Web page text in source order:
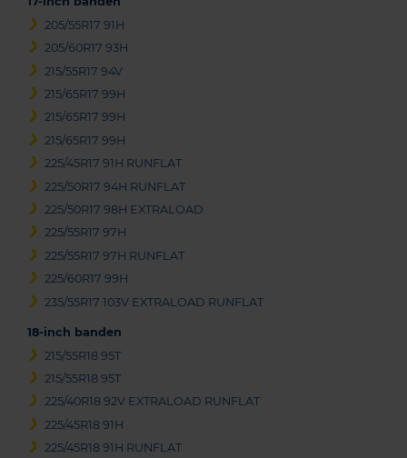
205/55R17 91H
205/60R17 93H
215/55R17 94V
215/65R17 99H
215/65R17 99H
215/65R17 99H
225/45R17 91H RUNFLAT
225/50R17 94H RUNFLAT
225/50R17 98H EXTRALOAD
225/55R17 97H
225/55R17 97H RUNFLAT
225/60R17 99H
235/55R17 103V EXTRALOAD RUNFLAT
18-inch banden
215/55R18 95T
215/55R18 95T
225/40R18 92V EXTRALOAD RUNFLAT
225/45R18 91H
225/45R18 91H RUNFLAT